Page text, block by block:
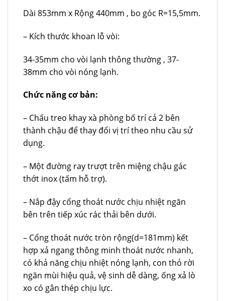
Dài 853mm x Rộng 440mm , bo góc R=15,5mm.
– Kích thước khoan lỗ vòi:
34-35mm cho vòi lạnh thông thường , 37-
38mm cho vòi nóng lạnh.
Chức năng cơ bản:
– Chấu treo khay xà phòng bố trí cả 2 bên
thành chậu để thay đổi vị trí theo nhu cầu sử
dụng.
– Một đường ray trượt trên miệng chậu gác
thớt inox (tấm hỗ trợ).
– Nắp đậy cổng thoát nước chịu nhiệt ngăn
bên trên tiếp xúc rác thải bên dưới.
– Cổng thoát nước tròn rộng(d=181mm) kết
hợp xả ngang thông minh thoát nước nhanh,
có khả năng chịu nhiệt nóng lạnh, con thỏ rời
ngăn mùi hiệu quả, vệ sinh dễ dàng, ống xả lò
xo có gân thép chịu lực.